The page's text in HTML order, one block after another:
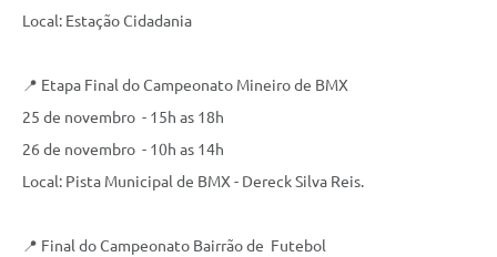
Local: Estação Cidadania
📍 Etapa Final do Campeonato Mineiro de BMX
25 de novembro - 15h as 18h
26 de novembro - 10h as 14h
Local: Pista Municipal de BMX - Dereck Silva Reis.
📍 Final do Campeonato Bairrão de Futebol